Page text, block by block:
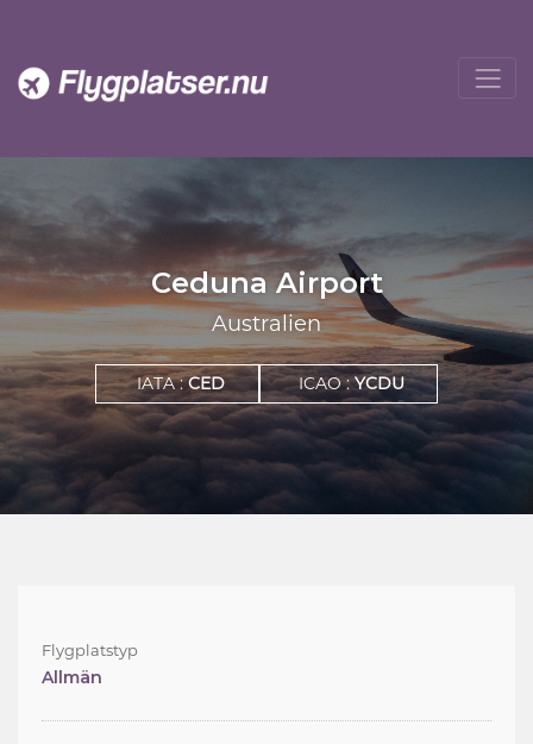
Ceduna Airport
Australien
IATA :CED ICAO :YCDU
Flygplatstyp
Allmän